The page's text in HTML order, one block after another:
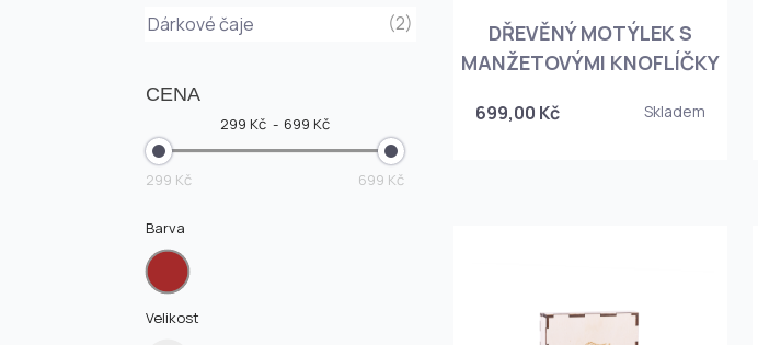
Dárkové čaje
(2)
CENA
299 Kč 699 Kč
299 Kč 699 Kč
Barva
Velikost
DŘEVĚNÝ MOTÝLEK S
MANŽETOVÝMI KNOFLÍČKY
699,00 Kč Skladem